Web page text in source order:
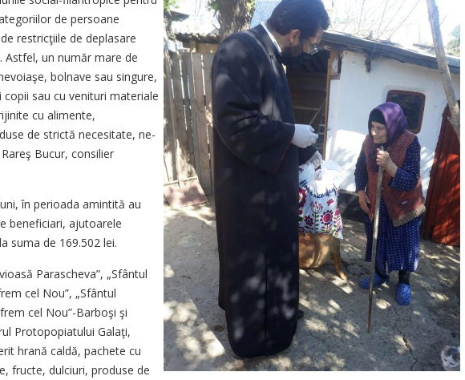
de persoane
restricţiile de deplasare
Astfel, un număr mare de
bolnave sau singure,
sau cu venituri materiale
cu alimente,
de strictă necesitate, ne-
Bucur, consilier
în perioada amintită au
beneficiari, ajutoarele
suma de 169.502 lei.
Parascheva”, „Sfântul
cel Nou”, „Sfântul
cel Nou”-Barboşi şi
Protopopiatului Galaţi,
hrană caldă, pachete cu
fructe, dulciuri, produse de